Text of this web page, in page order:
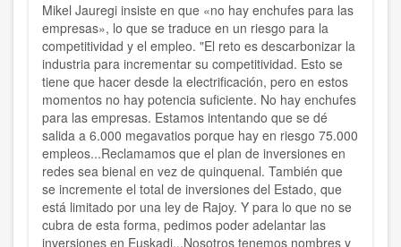
Mikel Jauregi insiste en que «no hay enchufes para las
empresas», lo que se traduce en un riesgo para la
competitividad y el empleo. "El reto es descarbonizar la
industria para incrementar su competitividad. Esto se
tiene que hacer desde la electrificación, pero en estos
momentos no hay potencia suficiente. No hay enchufes
para las empresas. Estamos intentando que se dé
salida a 6.000 megavatios porque hay en riesgo 75.000
empleos...Reclamamos que el plan de inversiones en
redes sea bienal en vez de quinquenal. También que
se incremente el total de inversiones del Estado, que
está limitado por una ley de Rajoy. Y para lo que no se
cubra de esta forma, pedimos poder adelantar las
inversiones en Euskadi...Nosotros tenemos nombres y